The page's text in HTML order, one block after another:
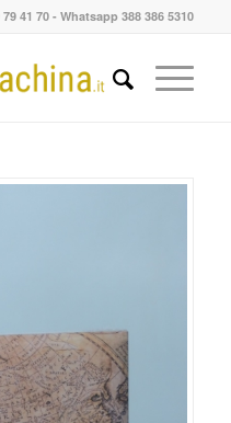
41 70 - Whatsapp 388 386 5310